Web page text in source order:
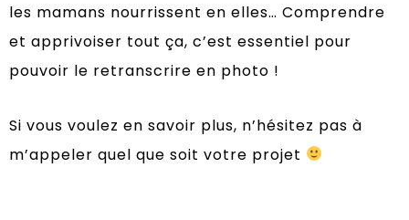
les mamans nourrissent en elles… Comprendre
et apprivoiser tout ça, c’est essentiel pour
pouvoir le retranscrire en photo !
Si vous voulez en savoir plus, n’hésitez pas à
m’appeler quel que soit votre projet